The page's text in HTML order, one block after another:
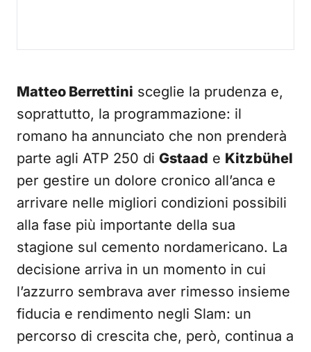
Matteo Berrettini sceglie la prudenza e,
soprattutto, la programmazione: il
romano ha annunciato che non prenderà
parte agli ATP 250 di Gstaad e Kitzbühel
per gestire un dolore cronico all’anca e
arrivare nelle migliori condizioni possibili
alla fase più importante della sua
stagione sul cemento nordamericano. La
decisione arriva in un momento in cui
l’azzurro sembrava aver rimesso insieme
fiducia e rendimento negli Slam: un
percorso di crescita che, però, continua a